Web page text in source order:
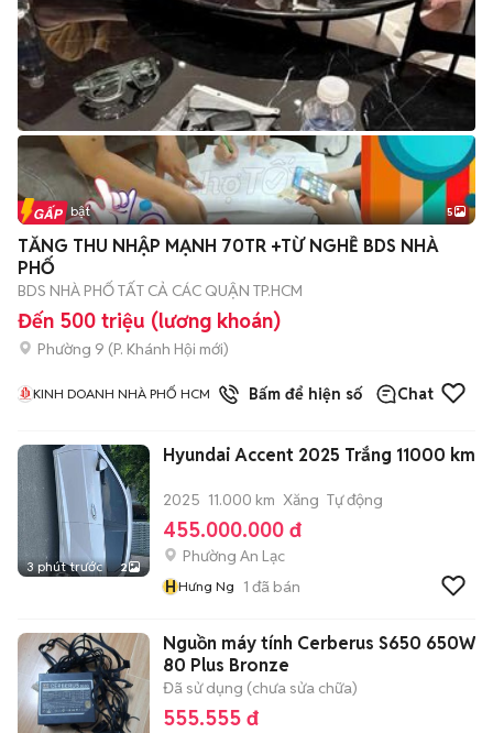
Tin nổi bật 5
TĂNG THU NHẬP MẠNH 70TR +TỪ NGHỀ BDS NHÀ
PHỐ
BDS NHÀ PHỐ TẤT CẢ CÁC QUẬN TP.HCM
Đến 500 triệu (lương khoán)
Phường 9 (P. Khánh Hội mới)
KINH DOANH NHÀ PHỐ HCM 1đã bánBấm để hiện số Chat
3 phút trước 2
Hyundai Accent 2025 Trắng 11000 km
2025 11.000 km Xăng Tự động
455.000.000 đ
Phường An Lạc
HHưng Ng 1 đã bán
Nguồn máy tính Cerberus S650 650W
80 Plus Bronze
Đã sử dụng (chưa sửa chữa)
555.555 đ